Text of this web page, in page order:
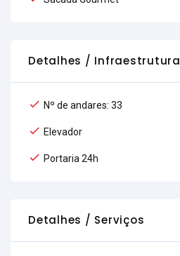
Detalhes / Infraestrutura
Nº de andares: 33
Elevador
Portaria 24h
Detalhes / Serviços